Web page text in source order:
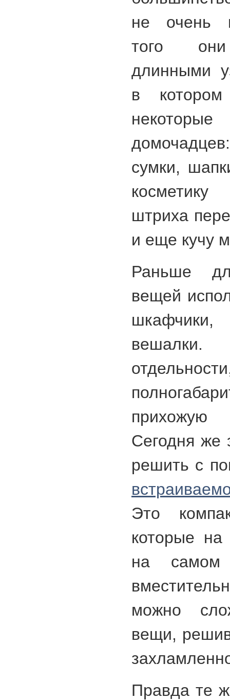
не очень
того они
длинными
в
сумки,
штриха
и еще кучу
Раньше
вещей
шкафчики,
Сегодня же
решить с
Это
которые
на самом
можно
вещи,
Правда те